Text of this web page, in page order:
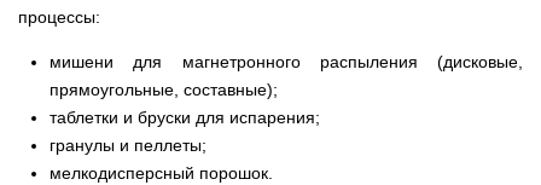
процессы:
мишени для магнетронного распыления (дисковые,
прямоугольные, составные);
таблетки и бруски для испарения;
гранулы и пеллеты;
мелкодисперсный порошок.